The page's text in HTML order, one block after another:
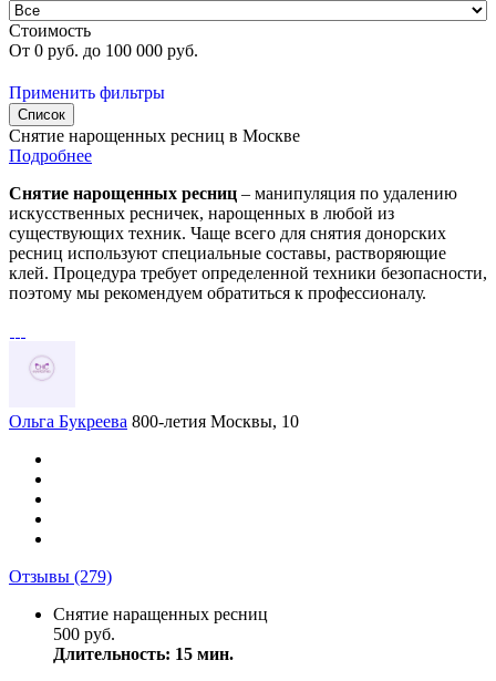
Стоимость
От 0 руб. до 100 000 руб.
Применить фильтры
Список
Снятие нарощенных ресниц в Москве
Подробнее
Снятие нарощенных ресниц – манипуляция по удалению
искусственных ресничек, нарощенных в любой из
существующих техник. Чаще всего для снятия донорских
ресниц используют специальные составы, растворяющие
клей. Процедура требует определенной техники безопасности,
поэтому мы рекомендуем обратиться к профессионалу.
Ольга Букреева 800-летия Москвы, 10
Отзывы (279)
Снятие наращенных ресниц
500 руб.
Длительность: 15 мин.